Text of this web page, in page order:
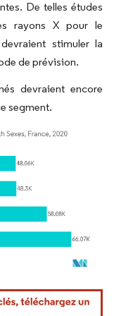
De telles études
rayons X pour le
stimuler la
de prévision.
devraient encore
segment.
une attribution sous CC BY